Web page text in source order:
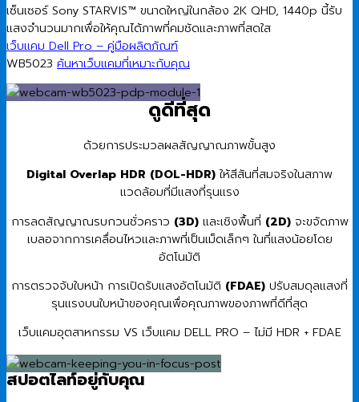
เซ็นเซอร์ Sony STARVIS™ ขนาดใหญ่ในกล้อง 2K QHD, 1440p นี้รับ
แสงจํานวนมากเพื่อให้คุณได้ภาพที่คมชัดและภาพที่สดใส
เว็บแคม Dell Pro – คู่มือผลิตภัณฑ์
WB5023 ค้นหาเว็บแคมที่เหมาะกับคุณ
ดูดีที่สุด
ด้วยการประมวลผลสัญญาณภาพขั้นสูง
Digital Overlap HDR (DOL-HDR)ให้สีสันที่สมจริงในสภาพ
แวดล้อมที่มีแสงที่รุนแรง
การลดสัญญาณรบกวนชั่วคราว (3D)และเชิงพื้นที่ (2D)จะขจัดภาพ
เบลอจากการเคลื่อนไหวและภาพที่เป็นเม็ดเล็กๆ ในที่แสงน้อยโดย
อัตโนมัติ
การตรวจจับใบหน้า การเปิดรับแสงอัตโนมัติ (FDAE) ปรับสมดุลแสงที่
รุนแรงบนใบหน้าของคุณเพื่อคุณภาพของภาพที่ดีที่สุด
เว็บแคมอุตสาหกรรม VS เว็บแคม DELL PRO – ไม่มี HDR + FDAE
สปอตไลท์อยู่กับคุณ